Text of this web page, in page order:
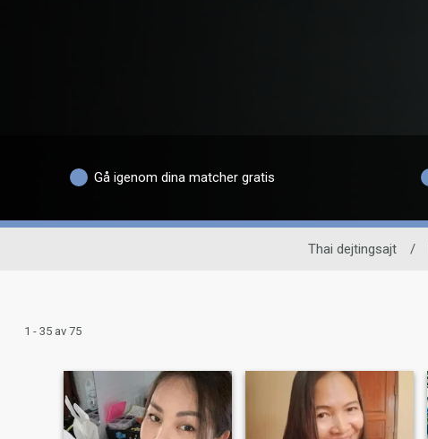
Gå igenom dina matcher gratis
Thai dejtingsajt /
1 - 35 av 75